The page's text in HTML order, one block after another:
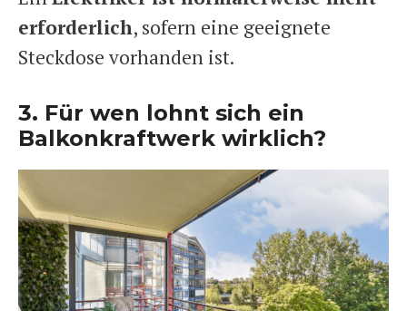
erforderlich, sofern eine geeignete
Steckdose vorhanden ist.
3. Für wen lohnt sich ein
Balkonkraftwerk wirklich?